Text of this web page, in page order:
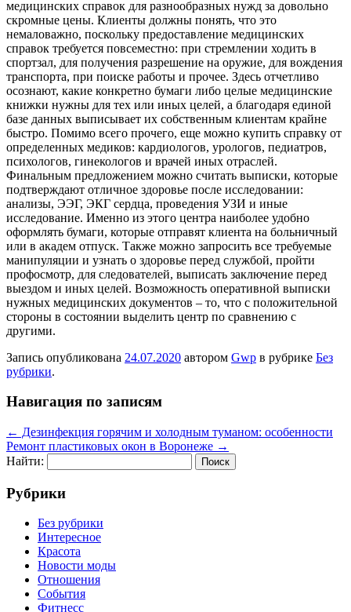
медицинских справок для разнообразных нужд за довольно
скромные цены. Клиенты должны понять, что это
немаловажно, поскольку предоставление медицинских
справок требуется повсеместно: при стремлении ходить в
спортзал, для получения разрешение на оружие, для вождения
транспорта, при поиске работы и прочее. Здесь отчетливо
осознают, какие конкретно бумаги либо целые медицинские
книжки нужны для тех или иных целей, а благодаря единой
базе данных выписывает их собственным клиентам крайне
быстро. Помимо всего прочего, еще можно купить справку от
определенных медиков: кардиологов, урологов, педиатров,
психологов, гинекологов и врачей иных отраслей.
Финальным предложением можно считать выписки, которые
подтверждают отличное здоровье после исследовании:
анализы, ЭЭГ, ЭКГ сердца, проведения УЗИ и иные
исследование. Именно из этого центра наиболее удобно
оформлять бумаги, которые отправят клиента на больничный
или в академ отпуск. Также можно запросить все требуемые
манипуляции и узнать о здоровье перед службой, пройти
профосмотр, для следователей, выписать заключение перед
выездом и иных целей. Возможность оперативной выписки
нужных медицинских документов – то, что с положительной
стороны в состоянии выделить центр по сравнению с
другими.
Запись опубликована 24.07.2020 автором Gwp в рубрике Без
рубрики.
Навигация по записям
← Дезинфекция горячим и холодным туманом: особенности
Ремонт пластиковых окон в Воронеже →
Найти:
Рубрики
Без рубрики
Интересное
Красота
Новости моды
Отношения
События
Фитнесс